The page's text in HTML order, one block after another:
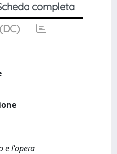
completa
e l'opera